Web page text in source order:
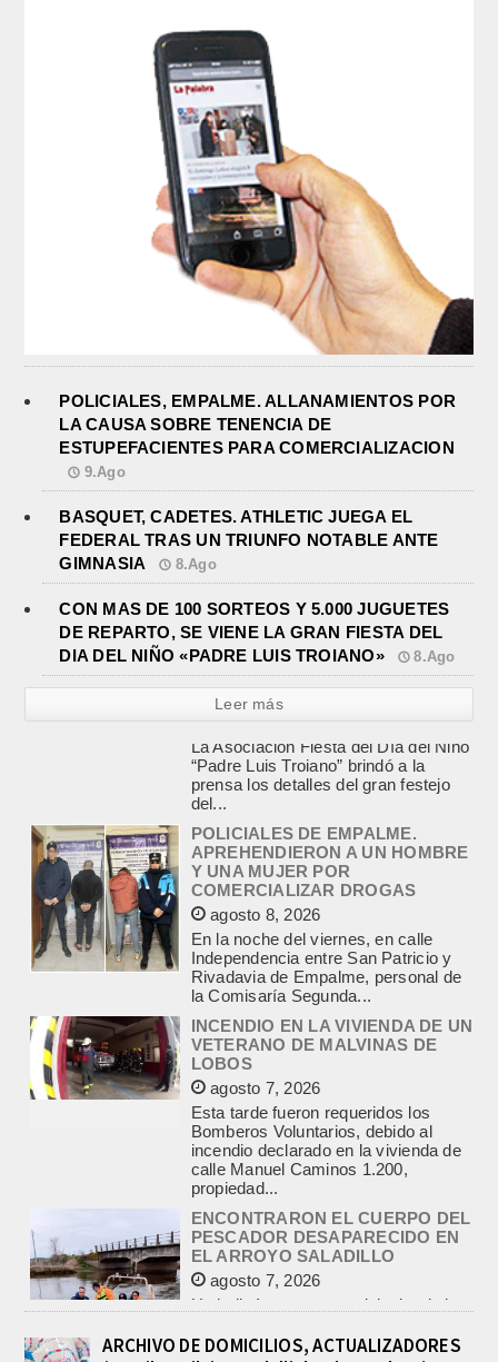
POLICIALES, EMPALME. ALLANAMIENTOS POR
LA CAUSA SOBRE TENENCIA DE
ESTUPEFACIENTES PARA COMERCIALIZACION
9.Ago
BASQUET, CADETES. ATHLETIC JUEGA EL
FEDERAL TRAS UN TRIUNFO NOTABLE ANTE
GIMNASIA
8.Ago
CON MAS DE 100 SORTEOS Y 5.000 JUGUETES
DE REPARTO, SE VIENE LA GRAN FIESTA DEL
DIA DEL NIÑO «PADRE LUIS TROIANO»
8.Ago
Leer más
POLICIALES DE EMPALME.
APREHENDIERON A UN HOMBRE
Y UNA MUJER POR
COMERCIALIZAR DROGAS
agosto 8, 2026
En la noche del viernes, en calle
Independencia entre San Patricio y
Rivadavia de Empalme, personal de
la Comisaría Segunda...
INCENDIO EN LA VIVIENDA DE UN
VETERANO DE MALVINAS DE
LOBOS
Esta tarde fueron requeridos los
Bomberos Voluntarios, debido al
incendio declarado en la vivienda de
calle Manuel Caminos 1.200,
propiedad...
ENCONTRARON EL CUERPO DEL
PESCADOR DESAPARECIDO EN
EL ARROYO SALADILLO
Un helicóptero que participaba de la
búsqueda, encontró hoy el cuerpo sin
vida de la persona que se buscaba
en...
BASQUET, CADETES. ATHLETIC
JUEGA EL FEDERAL TRAS UN
TRIUNFO NOTABLE ANTE
ARCHIVO DE DOMICILIOS, ACTUALIZADORES